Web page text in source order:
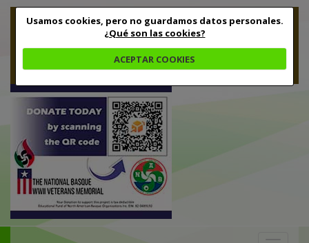
Usamos cookies, pero no guardamos datos personales.
¿Qué son las cookies?
ACEPTAR COOKIES